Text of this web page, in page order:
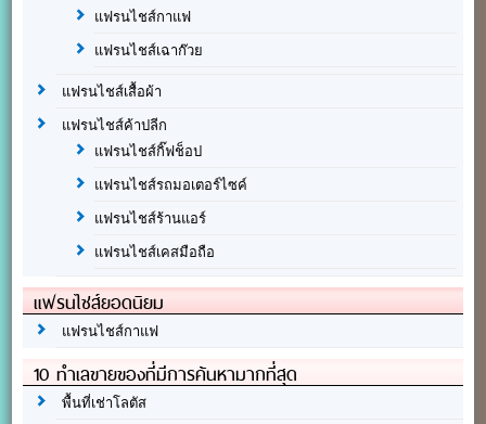
แฟรนไชส์กาแฟ
แฟรนไชส์เฉาก๊วย
แฟรนไชส์เสื้อผ้า
แฟรนไชส์ค้าปลีก
แฟรนไชส์กิ๊ฟช็อป
แฟรนไชส์รถมอเตอร์ไซค์
แฟรนไชส์ร้านแอร์
แฟรนไชส์เคสมือถือ
แฟรนไชส์ยอดนิยม
แฟรนไชส์กาแฟ
10 ทำเลขายของที่มีการค้นหามากที่สุด
พื้นที่เช่าโลตัส